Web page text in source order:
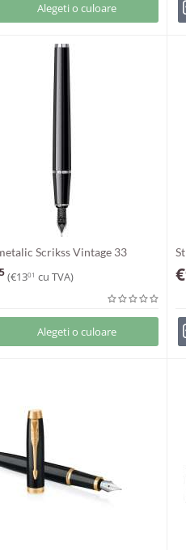
Alegeti o culoare
Scrikss Vintage 33
(€1301 cu TVA)
Alegeti o culoare
€